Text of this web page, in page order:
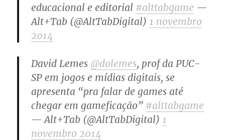
educacional e editorial #alttabgame —
Alt+Tab (@AltTabDigital) 1 novembro
2014
David Lemes @dolemes, prof da PUC-
SP em jogos e mídias digitais, se
apresenta “pra falar de games até
chegar em gameficação” #alttabgame
— Alt+Tab (@AltTabDigital) 1
novembro 2014